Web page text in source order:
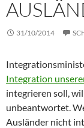
31/10/2014
Integration
integrieren soll,
unbeantwortet.
Ausländer nicht